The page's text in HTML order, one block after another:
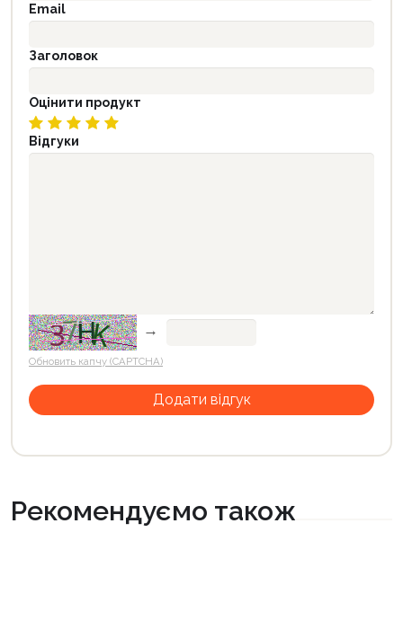
Email
Заголовок
Оцінити продукт
Відгуки
→
Обновить капчу (CAPTCHA)
Рекомендуємо також